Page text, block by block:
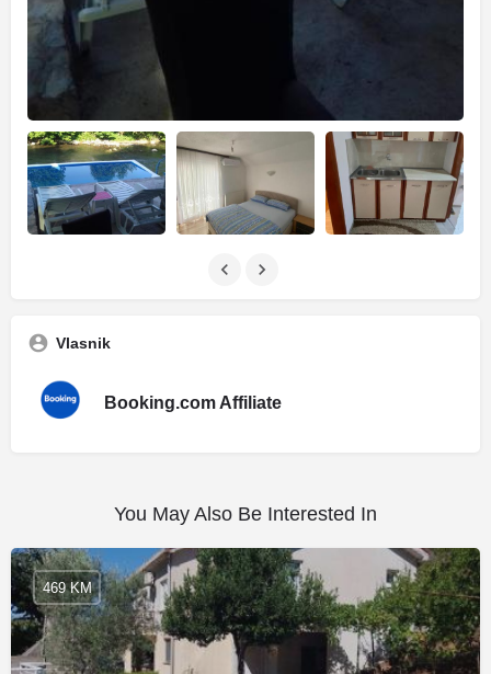
Vlasnik
Booking.com Affiliate
You May Also Be Interested In
469 KM